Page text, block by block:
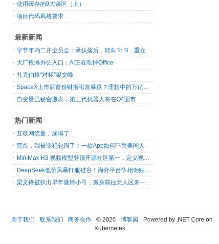
使用缓存的9大误区（上）
项目代码风格要求
最新新闻
字节年内二开全员会：承认落后，转向To B，重仓年轻人
大厂抢滩办公入口：AI正在吃掉Office
扎克伯格“对标”梁文峰
SpaceX上市后首份财报引发暴跌？理想中的万亿营收太空AI公司，正在靠地面AI云挣钱
自变量已秘密递表，第三代机器人将在Q4面市
热门新闻
互联网流量，崩塌了
完蛋，我被罪犯包围了！一款App如何吓哭美国人
MiniMax H3 视频模型登顶开源社区第一，定义视频模型领域“斩杀线”
DeepSeek低价风暴打服硅谷！海外平台争相倒贴V4 Flash
梁文锋被扒出早年微博小号，孤身前往无人区来一场相当 deep 的 seek 旅行
关于我们 联系我们 商务合作 © 2026 博客园
Powered by .NET Core on
Kubernetes